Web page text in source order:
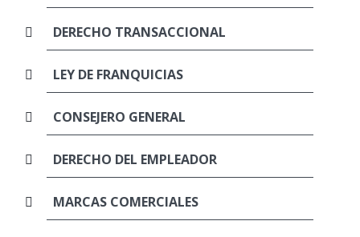
DERECHO TRANSACCIONAL
LEY DE FRANQUICIAS
CONSEJERO GENERAL
DERECHO DEL EMPLEADOR
MARCAS COMERCIALES